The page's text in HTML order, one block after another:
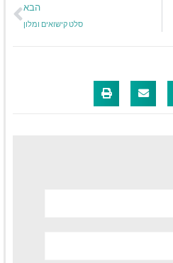
הבא
סלט קישואים ומלון